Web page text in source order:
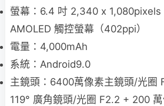
螢幕：6.4 吋 2,340 x 1,080pixels
AMOLED 觸控螢幕（402ppi）
電量：4,000mAh
系統：Android9.0
主鏡頭：6400萬像素主鏡頭/光圈
119° 廣角鏡頭/光圈 F2.2 + 200